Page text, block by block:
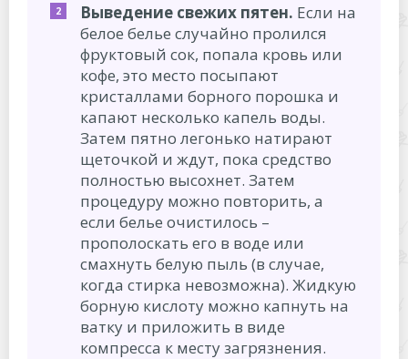
Выведение свежих пятен. Если на
белое белье случайно пролился
фруктовый сок, попала кровь или
кофе, это место посыпают
кристаллами борного порошка и
капают несколько капель воды.
Затем пятно легонько натирают
щеточкой и ждут, пока средство
полностью высохнет. Затем
процедуру можно повторить, а
если белье очистилось –
прополоскать его в воде или
смахнуть белую пыль (в случае,
когда стирка невозможна). Жидкую
борную кислоту можно капнуть на
ватку и приложить в виде
компресса к месту загрязнения.